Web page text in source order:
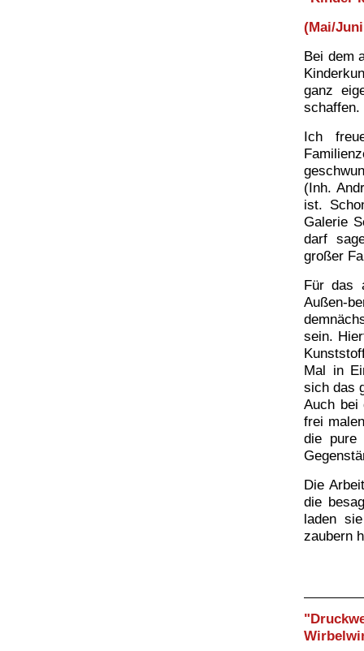
(Mai/
Bei dem
ganz
schaffen.
Ich
(Inh.
ist.
Galerie
darf
großer
Für das
Außen-
sein.
Mal in
sich das
Auch bei
frei
die pure
Die
die
laden
zaubern